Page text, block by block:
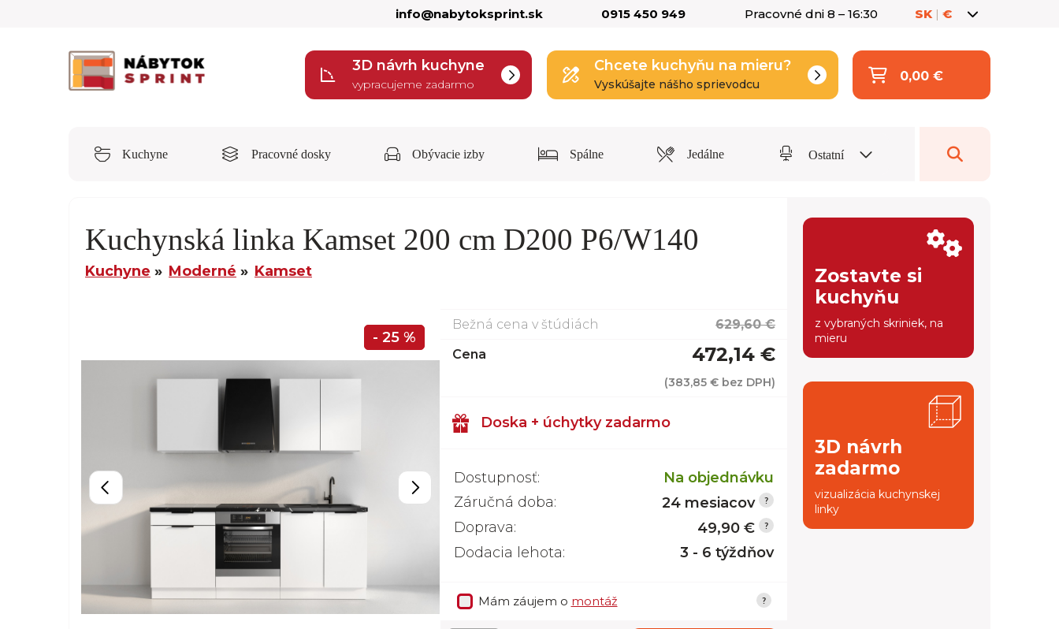
info@nabytoksprint.sk 0915 450 949 Pracovné dni 8 – 16:30 SK | €
3D návrh kuchyne
vypracujeme zadarmo
Chcete kuchyňu na mieru?
Vyskúšajte nášho sprievodcu
0,00 €
Kuchyne Pracovné dosky Obývacie izby Spálne Jedálne Ostatní
Kuchynská linka Kamset 200 cm D200 P6/W140
Kuchyne Moderné Kamset
- 25 %
Bežná cena v štúdiách
629,60 €
Cena
472,14 €
(383,85 € bez DPH)
Doska + úchytky zadarmo
Dostupnosť:
Na objednávku
Záručná doba:
24 mesiacov
Doprava:
49,90 €
Dodacia lehota:
3 - 6 týždňov
Mám záujem o montáž
Zostavte si
kuchyňu
z vybraných skriniek, na
mieru
3D návrh
zadarmo
vizualizácia kuchynskej
linky